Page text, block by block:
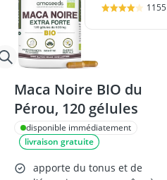
1155
Maca Noire BIO du
Pérou, 120 gélules
disponible immédiatement
livraison gratuite
apporte du tonus et de